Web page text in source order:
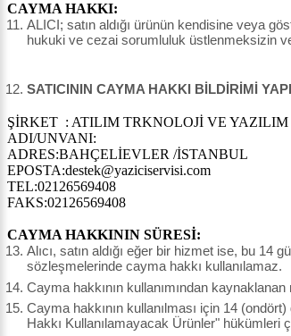
CAYMA HAKKI:
ALICI; satın aldığı ürünün kendisine veya
hukuki ve cezai sorumluluk üstlenmeksizin
SATICININ CAYMA HAKKI BİLDİRİMİ
ŞİRKET : ATILIM TRKNOLOJİ VE
ADI/UNVANI:
ADRES:BAHÇELİEVLER /İSTANBUL
EPOSTA:destek@yaziciservisi.com
TEL:02126569408
FAKS:02126569408
CAYMA HAKKININ SÜRESİ:
Alıcı, satın aldığı eğer bir hizmet ise, bu
sözleşmelerinde cayma hakkı kullanılamaz.
Cayma hakkının kullanımından
Cayma hakkının kullanılması için 14
Hakkı Kullanılamayacak Ürünler" hükümleri